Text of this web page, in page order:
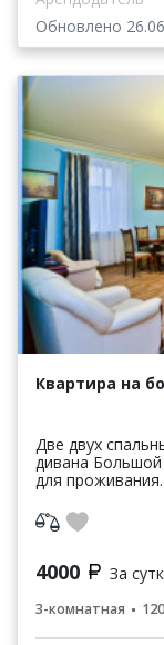
Обновлено
Квартира на
Две двух
дивана Большой стол, шкафы купе, тумбы, стулья и все
для
4000 За
3-комнатная